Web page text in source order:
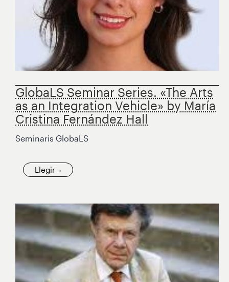
GlobaLS Seminar Series. «The Arts
as an Integration Vehicle» by María
Cristina Fernández Hall
Seminaris GlobaLS
Llegir